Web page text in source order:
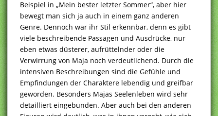
Beispiel in „Mein bester letzter Sommer“, aber hier
bewegt man sich ja auch in einem ganz anderen
Genre. Dennoch war ihr Stil erkennbar, denn es gibt
viele beschreibende Passagen und Ausdrücke, nur
eben etwas düsterer, aufrüttelnder oder die
Verwirrung von Maja noch verdeutlichend. Durch die
intensiven Beschreibungen sind die Gefühle und
Empfindungen der Charaktere lebendig und greifbar
geworden. Besonders Majas Seelenleben wird sehr
detailliert eingebunden. Aber auch bei den anderen